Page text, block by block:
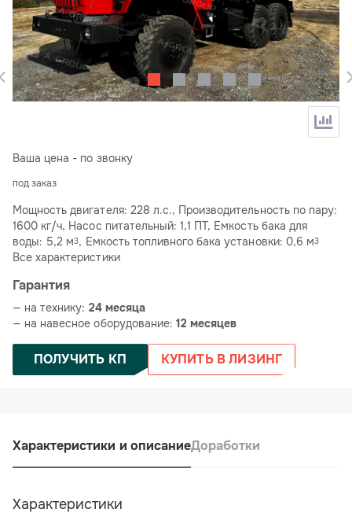
Ваша цена - по звонку
под заказ
Мощность двигателя: 228 л.с., Производительность по пару:
1600 кг/ч, Насос питательный: 1,1 ПТ, Емкость бака для
воды: 5,2 м3, Емкость топливного бака установки: 0,6 м3
Все характеристики
Гарантия
— на технику: 24 месяца
— на навесное оборудование: 12 месяцев
ПОЛУЧИТЬ КП КУПИТЬ В ЛИЗИНГ
Характеристики и описаниеДоработки
Характеристики